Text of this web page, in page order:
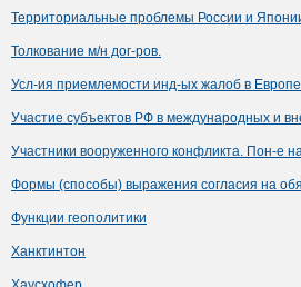
Территориальные проблемы России и
Толкование м/н дог-ров.
Усл-ия приемлемости инд-ых жалоб в
Участие субъектов РФ в международных и
Участники вооруженного конфликта. Пон-е
Формы (способы) выражения согласия на
Функции геополитики
Ханктинтон